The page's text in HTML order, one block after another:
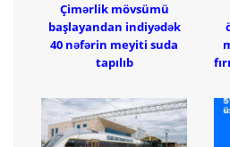
Çimərlik mövsümü
başlayandan indiyədək
40 nəfərin meyiti suda
tapılıb